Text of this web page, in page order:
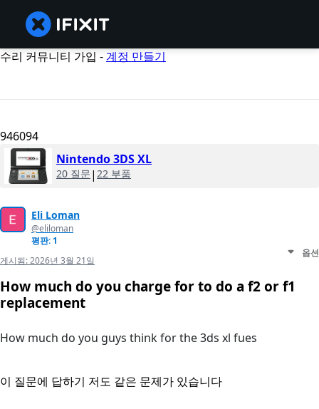
수리 커뮤니티 가입 -계정 만들기
946094
Nintendo 3DS XL
20 질문 | 22 부품
Eli Loman
@eliloman
평판: 1
게시됨:2026년 3월 21일
옵션
How much do you charge for to do a f2 or f1
replacement
How much do you guys think for the 3ds xl fues
이 질문에 답하기 저도 같은 문제가 있습니다